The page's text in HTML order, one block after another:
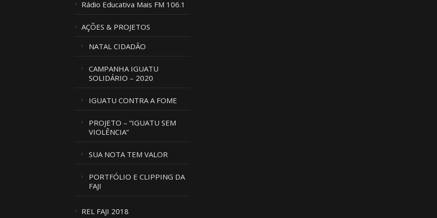
Rádio Educativa Mais FM 106.1
AÇÕES & PROJETOS
NATAL CIDADÃO
CAMPANHA IGUATU
SOLIDÁRIO – 2020
IGUATU CONTRA A FOME
PROJETO – “IGUATU SEM
VIOLÊNCIA”
SUA NOTA TEM VALOR
PORTFÓLIO E CLIPPING DA
FAJI
REL FAJI 2018